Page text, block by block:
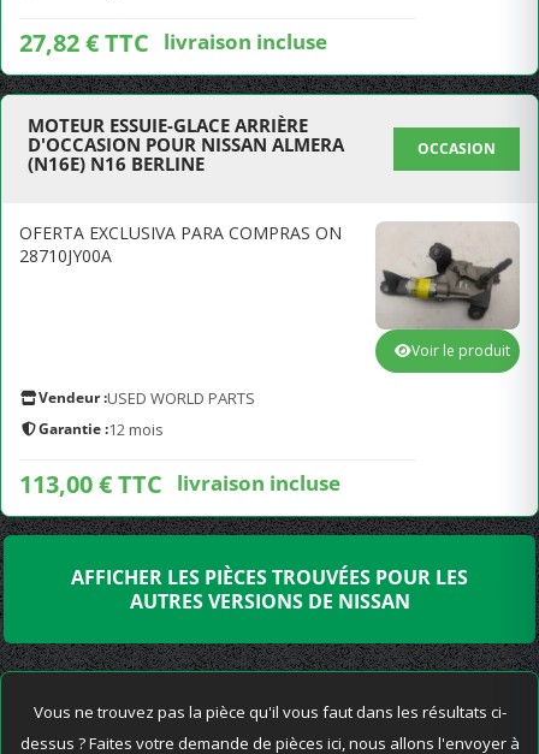
27,82 € TTC livraison incluse
MOTEUR ESSUIE-GLACE ARRIÈRE
D'OCCASION POUR NISSAN ALMERA
(N16E) N16 BERLINE
OCCASION
OFERTA EXCLUSIVA PARA COMPRAS ON
28710JY00A
Vendeur :USED WORLD PARTS
Garantie :12 mois
113,00 € TTC livraison incluse
Voir le produit
AFFICHER LES PIÈCES TROUVÉES POUR LES
AUTRES VERSIONS DE NISSAN
Vous ne trouvez pas la pièce qu'il vous faut dans les résultats ci-
dessus ? Faites votre demande de pièces ici, nous allons l'envoyer à